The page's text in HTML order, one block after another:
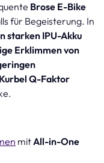
Brose E-Bike
für Begeisterung. In
starken IPU-Akku
Erklimmen von
Q-Faktor
mitAll-in-One